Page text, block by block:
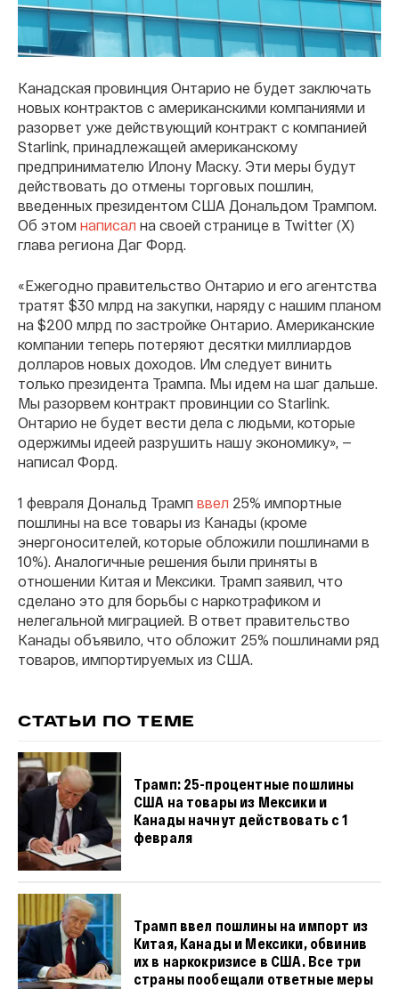
Канадская провинция Онтарио не будет заключать
новых контрактов с американскими компаниями и
разорвет уже действующий контракт с компанией
Starlink, принадлежащей американскому
предпринимателю Илону Маску. Эти меры будут
действовать до отмены торговых пошлин,
введенных президентом США Дональдом Трампом.
Об этом написал на своей странице в Twitter (Х)
глава региона Даг Форд.
«Ежегодно правительство Онтарио и его агентства
тратят $30 млрд на закупки, наряду с нашим планом
на $200 млрд по застройке Онтарио. Американские
компании теперь потеряют десятки миллиардов
долларов новых доходов. Им следует винить
только президента Трампа. Мы идем на шаг дальше.
Мы разорвем контракт провинции со Starlink.
Онтарио не будет вести дела с людьми, которые
одержимы идеей разрушить нашу экономику», —
написал Форд.
1 февраля Дональд Трамп ввел 25% импортные
пошлины на все товары из Канады (кроме
энергоносителей, которые обложили пошлинами в
10%). Аналогичные решения были приняты в
отношении Китая и Мексики. Трамп заявил, что
сделано это для борьбы с наркотрафиком и
нелегальной миграцией. В ответ правительство
Канады объявило, что обложит 25% пошлинами ряд
товаров, импортируемых из США.
СТАТЬИ ПО ТЕМЕ
Трамп: 25-процентные пошлины
США на товары из Мексики и
Канады начнут действовать с 1
февраля
Трамп ввел пошлины на импорт из
Китая, Канады и Мексики, обвинив
их в наркокризисе в США. Все три
страны пообещали ответные меры